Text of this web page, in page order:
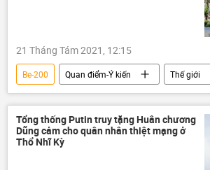
21 Tháng Tám 2021, 12:15
Be-200 Quan điểm-Ý kiến
Thế giới
Thổ Nhĩ Kỳ
Liên bang Nga
Trung Đông
Xã hội Cháy rừng
Tổng thống Putin truy tặng Huân chương
Dũng cảm cho quân nhân thiệt mạng ở
Thổ Nhĩ Kỳ